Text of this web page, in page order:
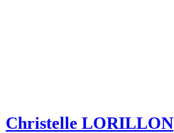
Christelle LORILLON